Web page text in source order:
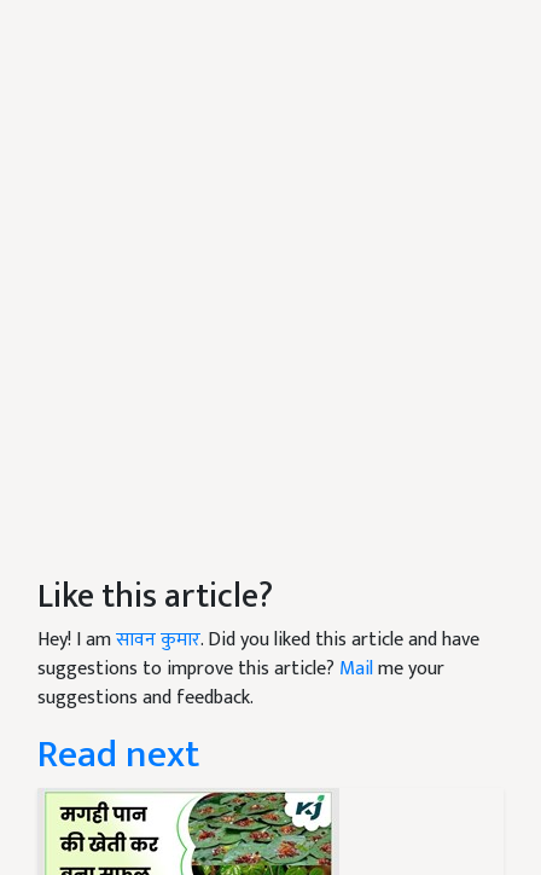
Like this article?
Hey! I amसावन कुमार. Did you liked this article and have
suggestions to improve this article? Mailme your
suggestions and feedback.
Read next